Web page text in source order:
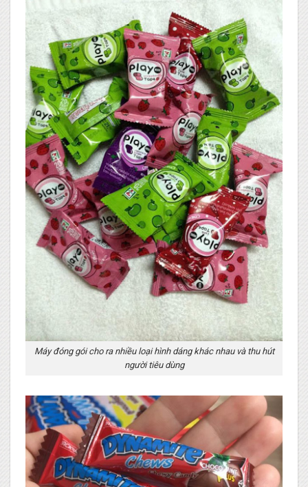
Máy đóng gói cho ra nhiều loại hình dáng khác nhau và thu hút
người tiêu dùng